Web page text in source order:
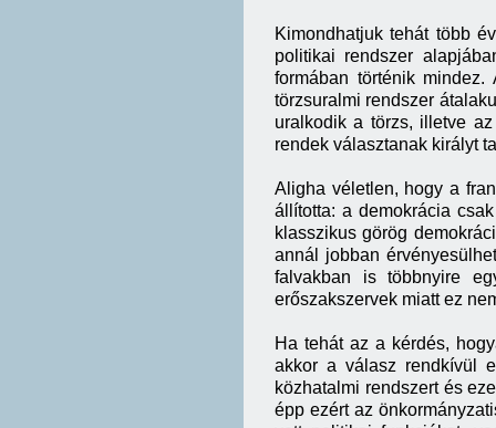
Kimondhatjuk tehát több
politikai rendszer
formában történik
törzsuralmi rendszer
uralkodik a törzs, illetve
rendek választanak királyt
Aligha véletlen, hogy a
állította: a demokrácia
klasszikus görög
annál jobban
falvakban is többnyire
erőszakszervek miatt ez
Ha tehát az a kérdés,
akkor a válasz rendkívül
közhatalmi rendszert és
épp ezért az